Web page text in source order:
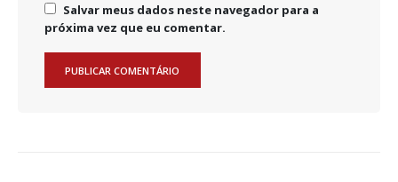
Salvar meus dados neste navegador para a
próxima vez que eu comentar.